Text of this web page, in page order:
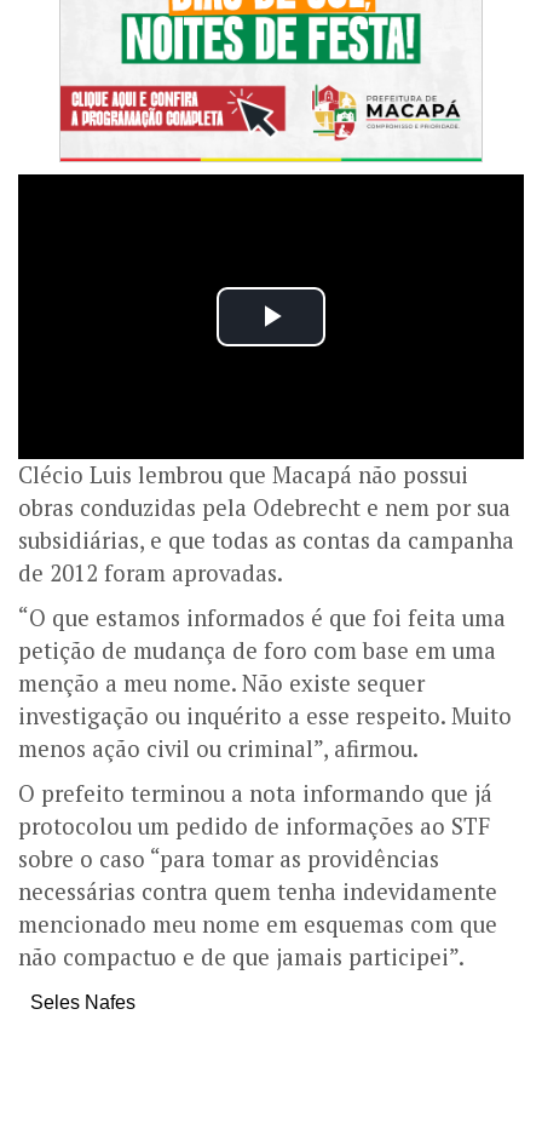
Clécio Luis lembrou que Macapá não possui
obras conduzidas pela Odebrecht e nem por sua
subsidiárias, e que todas as contas da campanha
de 2012 foram aprovadas.
“O que estamos informados é que foi feita uma
petição de mudança de foro com base em uma
menção a meu nome. Não existe sequer
investigação ou inquérito a esse respeito. Muito
menos ação civil ou criminal”, afirmou.
O prefeito terminou a nota informando que já
protocolou um pedido de informações ao STF
sobre o caso “para tomar as providências
necessárias contra quem tenha indevidamente
mencionado meu nome em esquemas com que
não compactuo e de que jamais participei”.
Seles Nafes